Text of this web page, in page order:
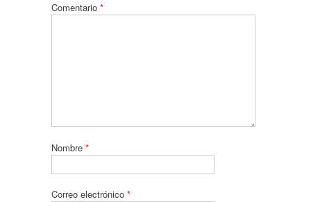
Comentario *
Nombre *
Correo electrónico *